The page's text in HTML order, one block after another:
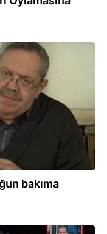
bakıma